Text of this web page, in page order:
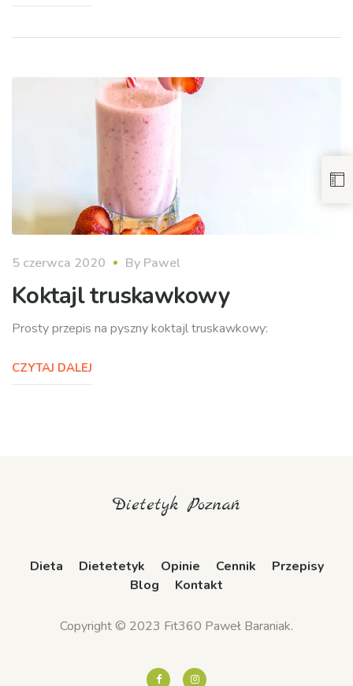
5 czerwca 2020 By Pawel
Koktajl truskawkowy
Prosty przepis na pyszny koktajl truskawkowy:
CZYTAJ DALEJ
Dietetyk Poznań
Dieta Dietetetyk Opinie Cennik
Przepisy
Blog
Kontakt
Copyright © 2023 Fit360 Paweł Baraniak.